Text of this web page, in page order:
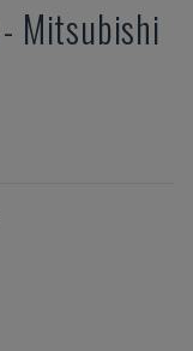
- Mitsubishi